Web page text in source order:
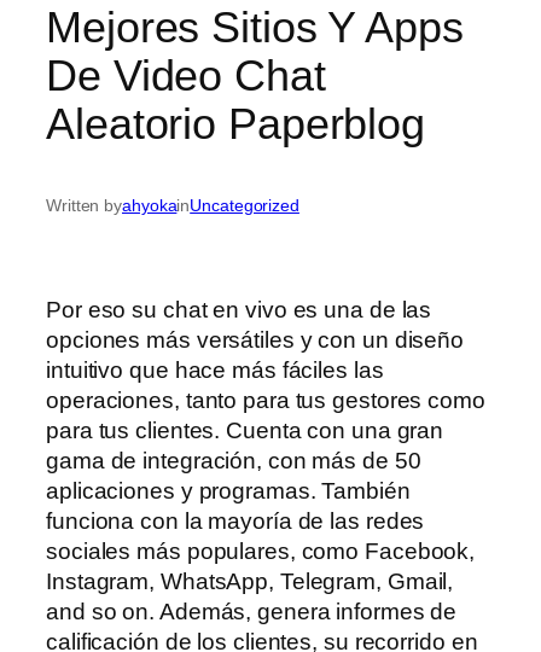
Mejores Sitios Y Apps
De Video Chat
Aleatorio Paperblog
Written byahyokainUncategorized
Por eso su chat en vivo es una de las
opciones más versátiles y con un diseño
intuitivo que hace más fáciles las
operaciones, tanto para tus gestores como
para tus clientes. Cuenta con una gran
gama de integración, con más de 50
aplicaciones y programas. También
funciona con la mayoría de las redes
sociales más populares, como Facebook,
Instagram, WhatsApp, Telegram, Gmail,
and so on. Además, genera informes de
calificación de los clientes, su recorrido en